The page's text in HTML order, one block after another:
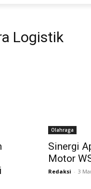
Logistik
Olahraga
Sinergi
Motor
Redaksi - 3